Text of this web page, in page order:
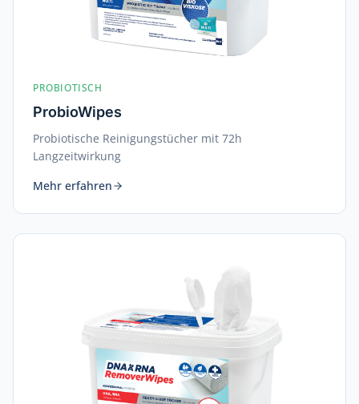
PROBIOTISCH
ProbioWipes
Probiotische Reinigungstücher mit 72h
Langzeitwirkung
Mehr erfahren